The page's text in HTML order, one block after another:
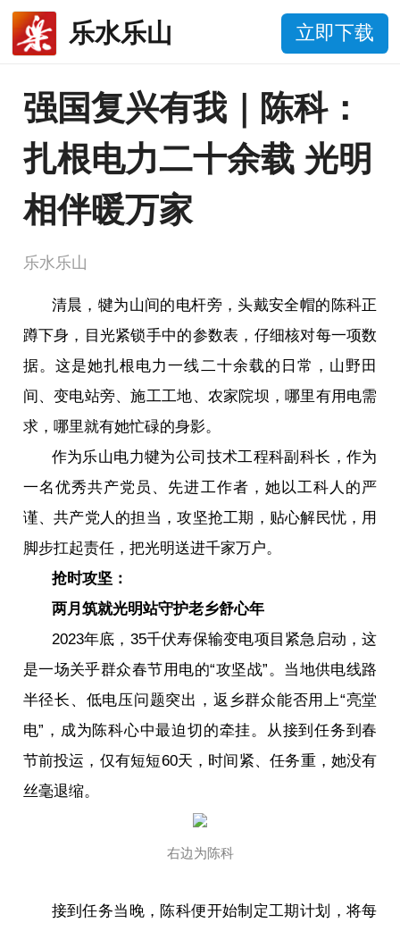
乐水乐山 立即下载
强国复兴有我｜陈科：
扎根电力二十余载 光明
相伴暖万家
乐水乐山
清晨，犍为山间的电杆旁，头戴安全帽的陈科正
蹲下身，目光紧锁手中的参数表，仔细核对每一项数
据。这是她扎根电力一线二十余载的日常，山野田
间、变电站旁、施工工地、农家院坝，哪里有用电需
求，哪里就有她忙碌的身影。
作为乐山电力犍为公司技术工程科副科长，作为
一名优秀共产党员、先进工作者，她以工科人的严
谨、共产党人的担当，攻坚抢工期，贴心解民忧，用
脚步扛起责任，把光明送进千家万户。
抢时攻坚：
两月筑就光明站守护老乡舒心年
2023年底，35千伏寿保输变电项目紧急启动，这
是一场关乎群众春节用电的“攻坚战”。当地供电线路
半径长、低电压问题突出，返乡群众能否用上“亮堂
电”，成为陈科心中最迫切的牵挂。从接到任务到春
节前投运，仅有短短60天，时间紧、任务重，她没有
丝毫退缩。
右边为陈科
接到任务当晚，陈科便开始制定工期计划，将每